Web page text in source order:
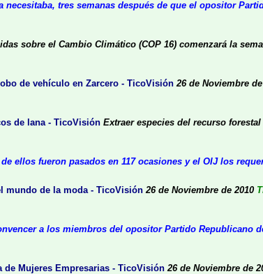
tres semanas después de que el opositor
sobre el Cambio Climático (COP 16) comenzará la
de vehículo en Zarcero - TicoVisión 26 de Noviembre
de lana - TicoVisión Extraer especies del recurso
ellos fueron pasados en 117 ocasiones y el OIJ los
mundo de la moda - TicoVisión 26 de Noviembre de 2010
a los miembros del opositor Partido
de Mujeres Empresarias - TicoVisión 26 de Noviembre de